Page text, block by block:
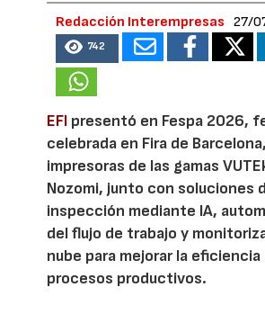
Redacción Interempresas 27/
742
EFI presentó en Fespa 2026,
celebrada en Fira de
impresoras de las gamas
Nozomi, junto con soluciones
inspección mediante IA,
del flujo de trabajo y
nube para mejorar la eficiencia
procesos productivos.